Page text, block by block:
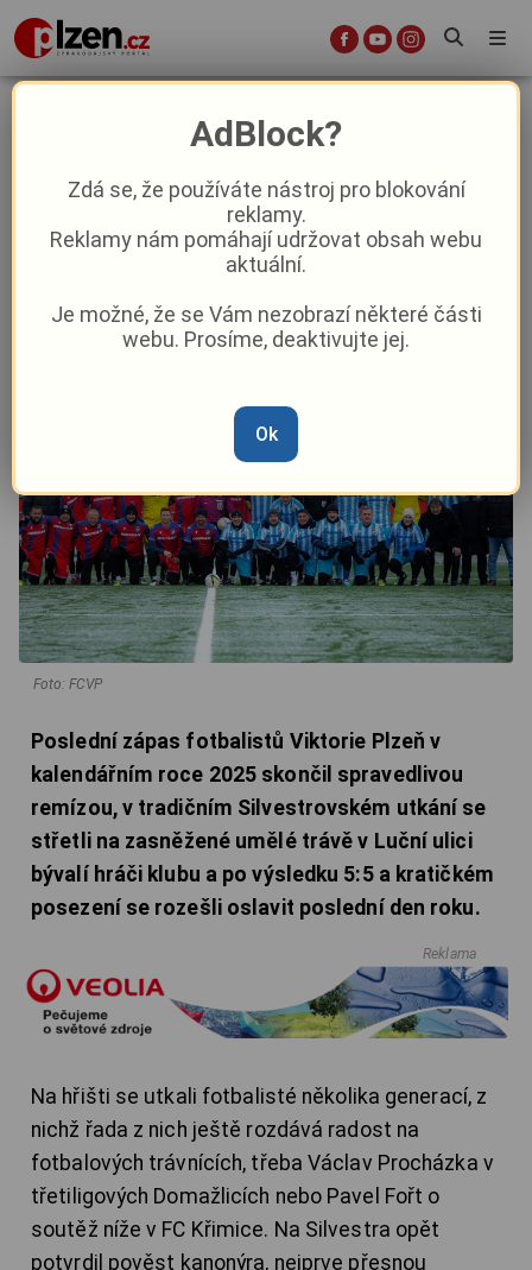
Silvestrovské utkání Viktoriánů
skončilo remízou
|12:48
Foto: FCVP
Poslední zápas fotbalistů Viktorie Plzeň v
kalendářním roce 2025 skončil spravedlivou
remízou, v tradičním Silvestrovském utkání se
střetli na zasněžené umělé trávě v Luční ulici
bývalí hráči klubu a po výsledku 5:5 a kratičkém
posezení se rozešli oslavit poslední den roku.
Reklama
Na hřišti se utkali fotbalisté několika generací, z
nichž řada z nich ještě rozdává radost na
fotbalových trávnících, třeba Václav Procházka v
třetiligových Domažlicích nebo Pavel Fořt o
soutěž níže v FC Křimice. Na Silvestra opět
potvrdil pověst kanonýra, nejprve přesnou
AdBlock?
Zdá se, že používáte nástroj pro blokování
reklamy.
Reklamy nám pomáhají udržovat obsah webu
aktuální.
Je možné, že se Vám nezobrazí některé části
webu. Prosíme, deaktivujte jej.
Ok